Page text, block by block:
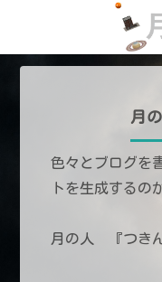
月
色々とブログを
トを生成するの
月の人 『つき